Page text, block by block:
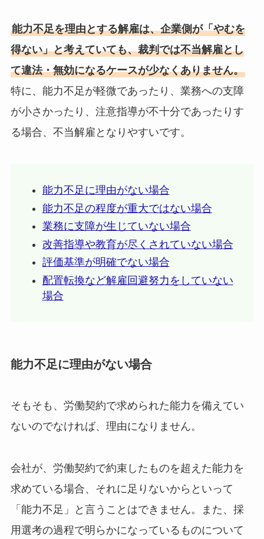
能力不足を理由とする解雇は、企業側が「やむを
得ない」と考えていても、裁判では不当解雇とし
て違法・無効になるケースが少なくありません。
特に、能力不足が軽微であったり、業務への支障
が小さかったり、注意指導が不十分であったりす
る場合、不当解雇となりやすいです。
能力不足に理由がない場合
能力不足の程度が重大ではない場合
業務に支障が生じていない場合
改善指導や教育が尽くされていない場合
評価基準が明確でない場合
配置転換など解雇回避努力をしていない
場合
能力不足に理由がない場合
そもそも、労働契約で求められた能力を備えてい
ないのでなければ、理由になりません。
会社が、労働契約で約束したものを超えた能力を
求めている場合、それに足りないからといって
「能力不足」と言うことはできません。また、採
用選考の過程で明らかになっているものについて